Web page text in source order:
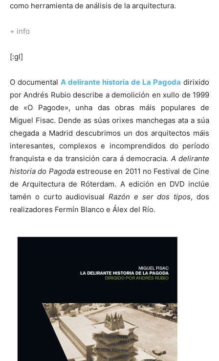
como herramienta de análisis de la arquitectura.
+ info
[:gl]
O documental A delirante historia de La Pagoda dirixido
por Andrés Rubio describe a demolición en xullo de 1999
de «O Pagode», unha das obras máis populares de
Miguel Fisac. Dende as súas orixes manchegas ata a súa
chegada a Madrid descubrimos un dos arquitectos máis
interesantes, complexos e incomprendidos do período
franquista e da transición cara á democracia. A delirante
historia do Pagodaestreouse en 2011 no Festival de Cine
de Arquitectura de Róterdam. A edición en DVD inclúe
tamén o curto audiovisualRazón e ser dos tipos, dos
realizadores Fermín Blanco e Álex del Río.